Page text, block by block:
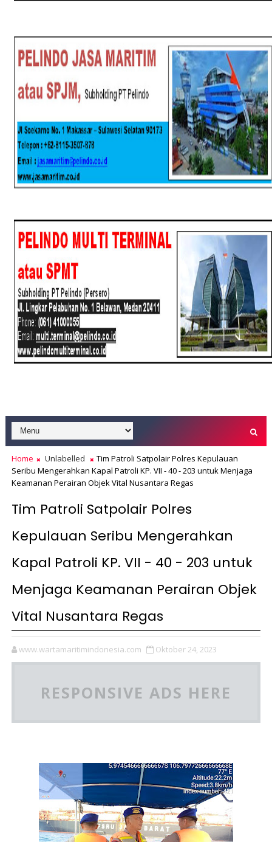
Home Unlabelled
Tim Patroli Satpolair Polres Kepulauan
Seribu Mengerahkan Kapal Patroli KP. VII - 40 - 203 untuk Menjaga
Keamanan Perairan Objek Vital Nusantara Regas
Tim Patroli Satpolair Polres
Kepulauan Seribu Mengerahkan
Kapal Patroli KP. VII - 40 - 203 untuk
Menjaga Keamanan Perairan Objek
Vital Nusantara Regas
www.wartamaritimindonesia.com Oktober 24, 2023
RESPONSIVE ADS HERE